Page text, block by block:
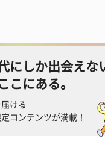
にしか出会えな
こにある。
ける
コンテンツが満載！